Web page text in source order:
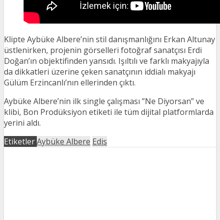
Klipte Aybüke Albere’nin stil danışmanlığını Erkan Altunay
üstlenirken, projenin görselleri fotoğraf sanatçısı Erdi
Doğan’ın objektifinden yansıdı. Işıltılı ve farklı makyajıyla
da dikkatleri üzerine çeken sanatçının iddialı makyajı
Gülüm Erzincanlı’nın ellerinden çıktı.
Aybüke Albere’nin ilk single çalışması ”Ne Diyorsan” ve
klibi, Bon Prodüksiyon etiketi ile tüm dijital platformlarda
yerini aldı.
EtiketlerAybüke Albere Edis